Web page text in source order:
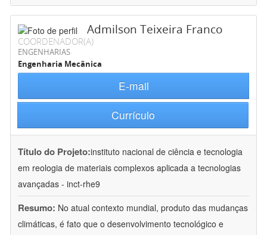
Admilson Teixeira Franco
COORDENADOR(A)
ENGENHARIAS
Engenharia Mecânica
E-mail
Currículo
Título do Projeto:instituto nacional de ciência e tecnologia
em reologia de materiais complexos aplicada a tecnologias
avançadas - inct-rhe9
Resumo: No atual contexto mundial, produto das mudanças
climáticas, é fato que o desenvolvimento tecnológico e